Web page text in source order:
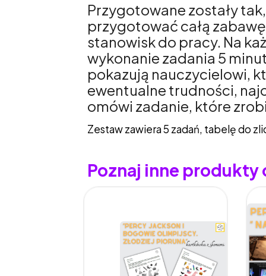
Przygotowane zostały
przygotować całą
stanowisk do pracy. Na
wykonanie zadania 5
pokazują nauczycielowi,
ewentualne trudności,
omówi zadanie, które
Zestaw zawiera 5 zadań, tabelę do
Poznaj inne